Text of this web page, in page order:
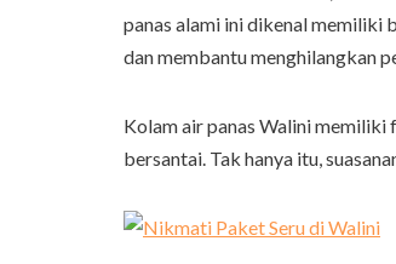
panas alami ini dikenal memiliki
dan membantu menghilangkan
Kolam air panas Walini memiliki
bersantai. Tak hanya itu,